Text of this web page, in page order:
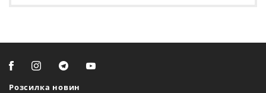
Розсилка новин